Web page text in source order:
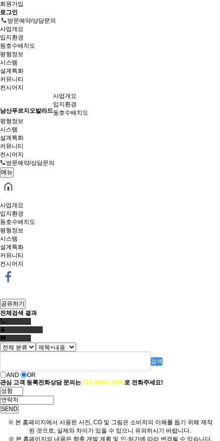
회원가입
로그인
방문예약/상담문의
사업개요
입지환경
동호수배치도
평형정보
시스템
설계특화
커뮤니티
컨시어지
남산푸르지오발라드
사업개요
입지환경
동호수배치도
평형정보
시스템
설계특화
커뮤니티
컨시어지
방문예약/상담문의
메뉴
사업개요
입지환경
동호수배치도
평형정보
시스템
설계특화
커뮤니티
컨시어지
공유하기
전체검색 결과
검색
AND
OR
관심 고객 등록전화상담 문의는 010-4994-1895로 전화주세요!
SEND
※ 본 홈페이지에서 사용된 사진, CG 및 그림은 소비자의 이해를 돕기 위해 제작
된 것으로, 실제와 차이가 있을 수 있으니 유의하시기 바랍니다.
※ 본 홈페이지의 내용은 향후 개발 계획 및 인·허가에 따라 변경될 수 있습니다.